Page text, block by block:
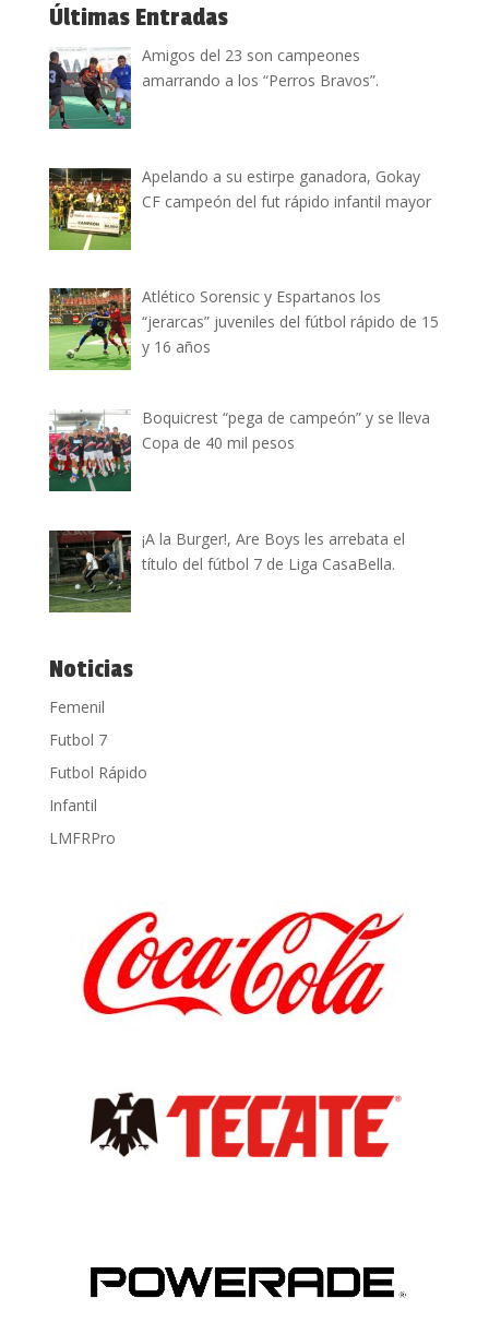
Últimas Entradas
Amigos del 23 son campeones
amarrando a los “Perros Bravos”.
Apelando a su estirpe ganadora, Gokay
CF campeón del fut rápido infantil mayor
Atlético Sorensic y Espartanos los
“jerarcas” juveniles del fútbol rápido de 15
y 16 años
Boquicrest “pega de campeón” y se lleva
Copa de 40 mil pesos
¡A la Burger!, Are Boys les arrebata el
título del fútbol 7 de Liga CasaBella.
Noticias
Femenil
Futbol 7
Futbol Rápido
Infantil
LMFRPro